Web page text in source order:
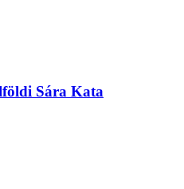
Sára Kata